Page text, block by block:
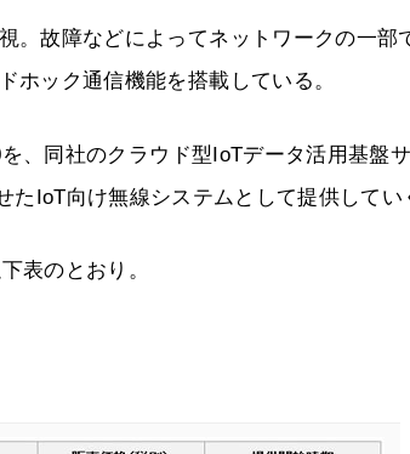
。故障などによってネットワークの一部
ホック通信機能を搭載している。
、同社のクラウド型IoTデータ活用基盤
IoT向け無線システムとして提供してい
表のとおり。